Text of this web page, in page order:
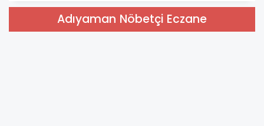
Adıyaman Nöbetçi Eczane